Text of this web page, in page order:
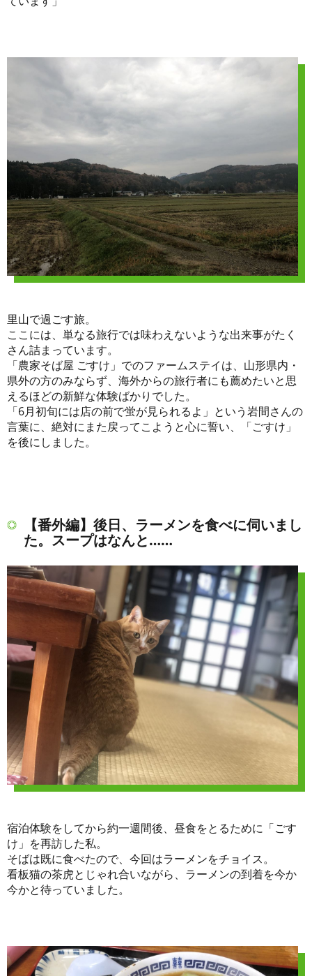
里山で過ごす旅。
ここには、単なる旅行では味わえないような出来事がたく
さん詰まっています。
「農家そば屋 ごすけ」でのファームステイは、山形県内・
県外の方のみならず、海外からの旅行者にも薦めたいと思
えるほどの新鮮な体験ばかりでした。
「6月初旬には店の前で蛍が見られるよ」という岩間さんの
言葉に、絶対にまた戻ってこようと心に誓い、「ごすけ」
を後にしました。
【番外編】後日、ラーメンを食べに伺いまし
た。スープはなんと……
宿泊体験をしてから約一週間後、昼食をとるために「ごす
け」を再訪した私。
そばは既に食べたので、今回はラーメンをチョイス。
看板猫の茶虎とじゃれ合いながら、ラーメンの到着を今か
今かと待っていました。